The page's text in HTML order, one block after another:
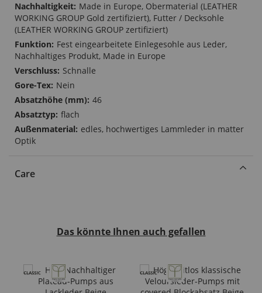
Made in Europe, Obermaterial (LEATHER
WORKING GROUP Gold zertifiziert), Futter / Decksohle
(LEATHER WORKING GROUP zertifiziert)
Fest eingearbeitete Einlegesohle aus Leder,
Nachhaltiges Produkt, Made in Europe
Schnalle
Nein
46
flach
edles, hochwertiges Lammleder in matter
Optik
Care
Das könnte Ihnen auch gefallen